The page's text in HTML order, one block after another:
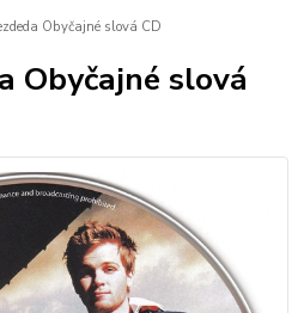
Obyčajné slová CD
Obyčajné slová